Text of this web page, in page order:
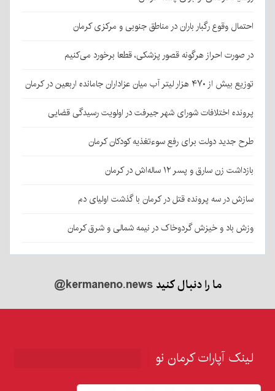
احتمال وقوع رگبار باران در مناطق جنوبی و مرکزی کرمان
در صورت احراز هرگونه قصور پزشکی، قطعا برخورد می‌کنیم
توزیع بیش از ۴۷۰ هزار لیتر آب میان عزاداران جامانده اربعین در کرمان
پرونده اختلافات شورای شهر جیرفت در اولویت رسیدگی قضایی
طرح جدید دولت برای رفع سوءتغذیه کودکان کرمان
بازداشت زن سارق و پسر ۱۲ ساله‌اش در کرمان
سازش در سه پرونده قتل در کرمان با گذشت اولیای دم
وزش باد و خیزش گردوخاک در نیمه شمالی و شرق کرمان
ما را دنبال کنید@kermaneno.news
لینک آپارات کرمان نو